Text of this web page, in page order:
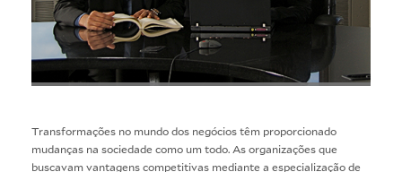
Transformações no mundo dos negócios têm proporcionado
mudanças na sociedade como um todo. As organizações que
buscavam vantagens competitivas mediante a especialização de